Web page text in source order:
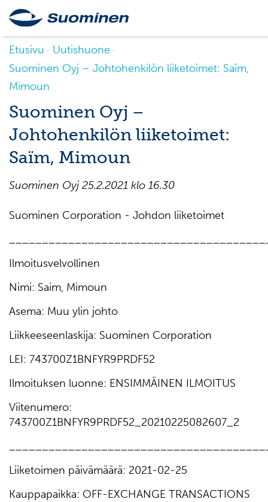
Etusivu
Uutishuone
Suominen Oyj – Johtohenkilön liiketoimet: Saïm,
Mimoun
Suominen Oyj –
Johtohenkilön liiketoimet:
Saïm, Mimoun
Suominen Oyj 25.2.2021 klo 16.30
Suominen Corporation - Johdon liiketoimet
Ilmoitusvelvollinen
Nimi: Saim, Mimoun
Asema: Muu ylin johto
Liikkeeseenlaskija: Suominen Corporation
LEI: 743700Z1BNFYR9PRDF52
Ilmoituksen luonne: ENSIMMÄINEN ILMOITUS
Viitenumero:
743700Z1BNFYR9PRDF52_20210225082607_2
Liiketoimen päivämäärä: 2021-02-25
Kauppapaikka: OFF-EXCHANGE TRANSACTIONS